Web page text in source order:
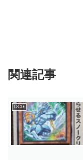
関連記事
OCG